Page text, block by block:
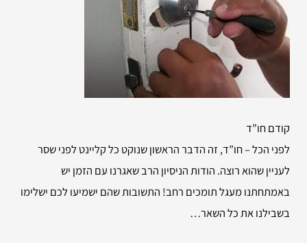
קודם חו”ד
לפני הכל – חו”ד, זה הדבר הראשון שנוקט כל קליינט לפני שסר
לעניין שהוא רוצה. הודות הניסיון הרב שאגרנו עם הזמן יש
באמתחתנו מעגל תומכים רחב! התשובות שהם ישמיעו לכם ישלימו
בשבילנו את כל השאר…